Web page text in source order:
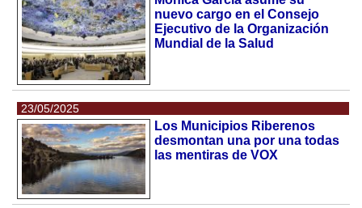
nuevo cargo en el Consejo
Ejecutivo de la Organización
Mundial de la Salud
23/05/2025
Los Municipios Riberenos
desmontan una por una todas
las mentiras de VOX